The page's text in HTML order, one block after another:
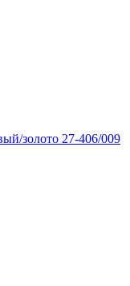
золото 27-406/009